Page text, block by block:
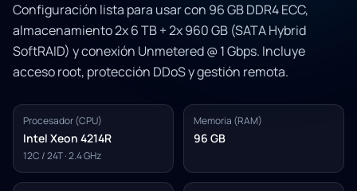
Configuración lista para usar con 96 GB DDR4 ECC,
almacenamiento 2x 6 TB + 2x 960 GB (SATA Hybrid
SoftRAID) y conexión Unmetered @ 1 Gbps. Incluye
acceso root, protección DDoS y gestión remota.
Procesador (CPU)
Intel Xeon 4214R
12C / 24T · 2.4 GHz
Memoria (RAM)
96 GB